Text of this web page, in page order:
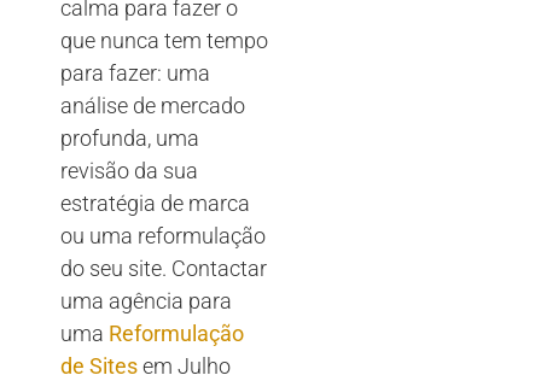
calma para fazer o
que nunca tem tempo
para fazer: uma
análise de mercado
profunda, uma
revisão da sua
estratégia de marca
ou uma reformulação
do seu site. Contactar
uma agência para
uma Reformulação
de Sitesem Julho